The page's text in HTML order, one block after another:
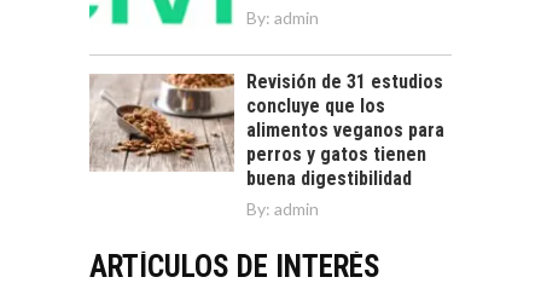
By: admin
Revisión de 31 estudios
concluye que los
alimentos veganos para
perros y gatos tienen
buena digestibilidad
By: admin
ARTÍCULOS DE INTERÉS